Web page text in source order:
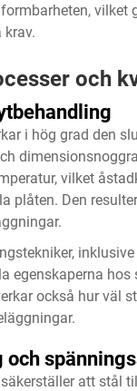
krav.
och
i hög grad den
vilket
plåten. Den
egenskaperna
också hur väl
och
att stål